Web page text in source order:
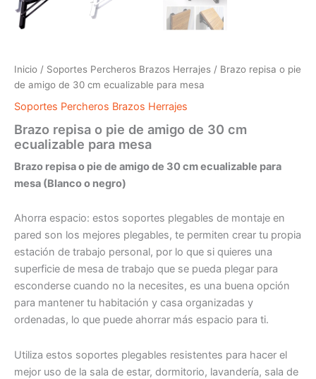
Inicio / Soportes Percheros Brazos Herrajes / Brazo repisa o pie
de amigo de 30 cm ecualizable para mesa
Soportes Percheros Brazos Herrajes
Brazo repisa o pie de amigo de 30 cm
ecualizable para mesa
Brazo repisa o pie de amigo de 30 cm ecualizable para
mesa (Blanco o negro)
Ahorra espacio: estos soportes plegables de montaje en
pared son los mejores plegables, te permiten crear tu propia
estación de trabajo personal, por lo que si quieres una
superficie de mesa de trabajo que se pueda plegar para
esconderse cuando no la necesites, es una buena opción
para mantener tu habitación y casa organizadas y
ordenadas, lo que puede ahorrar más espacio para ti.
Utiliza estos soportes plegables resistentes para hacer el
mejor uso de la sala de estar, dormitorio, lavandería, sala de